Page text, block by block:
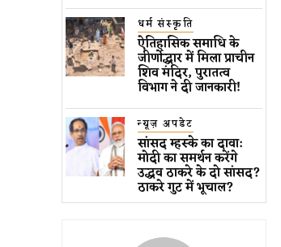
धर्म संस्कृति
ऐतिहासिक समाधि के
जीर्णोद्धार में मिला प्राचीन
शिव मंदिर, पुरातत्व
विभाग ने दी जानकारी!
न्यूज़ अपडेट
सांसद म्हस्के का दावा:
मोदी का समर्थन करेंगे
उद्धव ठाकरे के दो सांसद?
ठाकरे गुट में भूचाल?